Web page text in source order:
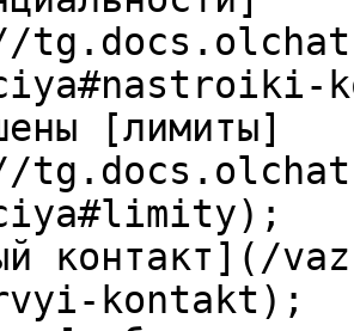
[лимиты]
контакт](/
kontakt);